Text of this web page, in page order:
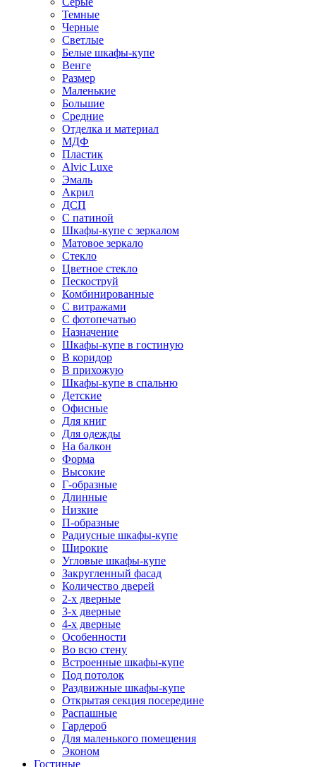
Темные
Черные
Светлые
Белые шкафы-купе
Венге
Размер
Маленькие
Большие
Средние
Отделка и материал
МДФ
Пластик
Alvic Luxe
Эмаль
Акрил
ДСП
С патиной
Шкафы-купе с зеркалом
Матовое зеркало
Стекло
Цветное стекло
Пескоструй
Комбинированные
С витражами
С фотопечатью
Назначение
Шкафы-купе в гостиную
В коридор
В прихожую
Шкафы-купе в спальню
Детские
Офисные
Для книг
Для одежды
На балкон
Форма
Высокие
Г-образные
Длинные
Низкие
П-образные
Радиусные шкафы-купе
Широкие
Угловые шкафы-купе
Закругленный фасад
Количество дверей
2-х дверные
3-х дверные
4-х дверные
Особенности
Во всю стену
Встроенные шкафы-купе
Под потолок
Раздвижные шкафы-купе
Открытая секция посередине
Распашные
Гардероб
Для маленького помещения
Эконом
Гостиные